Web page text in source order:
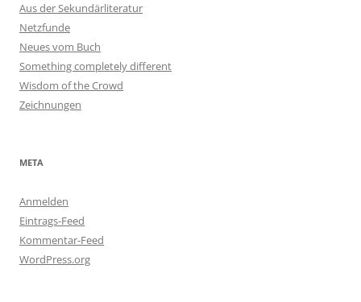
Aus der Sekundärliteratur
Netzfunde
Neues vom Buch
Something completely different
Wisdom of the Crowd
Zeichnungen
META
Anmelden
Eintrags-Feed
Kommentar-Feed
WordPress.org